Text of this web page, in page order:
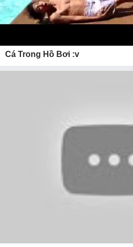
Cá Trong Hồ Bơi :v